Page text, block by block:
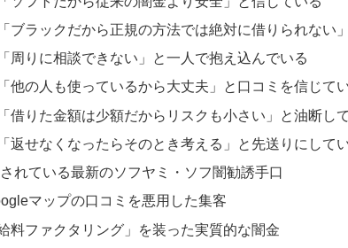
ブラックだから正規の方法では絶対に借りられない
周りに相談できない」と一人で抱え込んでいる
他の人も使っているから大丈夫」と口コミを信じて
借りた金額は少額だからリスクも小さい」と油断し
返せなくなったらそのとき考える」と先送りにして
れている最新のソフヤミ・ソフ闇勧誘手口
マップの口コミを悪用した集客
料ファクタリング」を装った実質的な闇金